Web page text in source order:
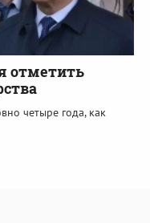
отметить
четыре года, как